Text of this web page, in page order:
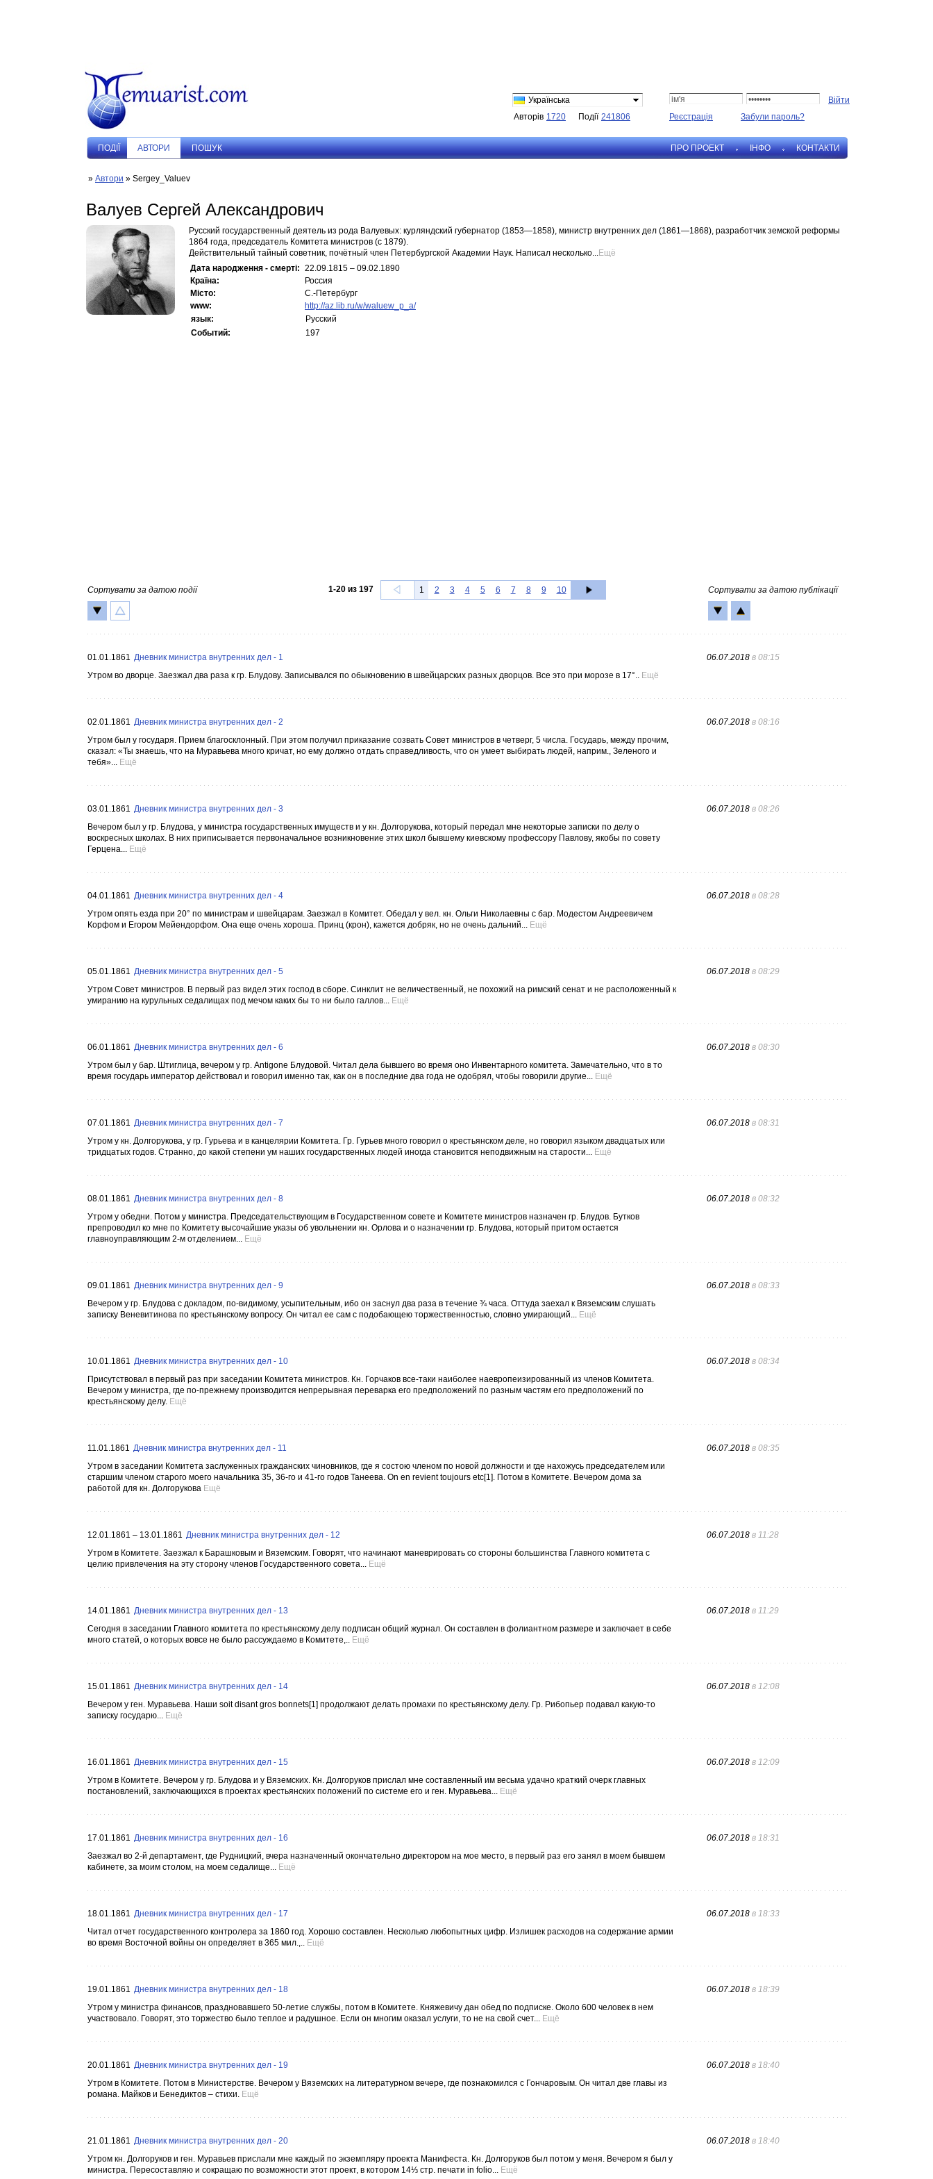
Українська
Авторів 1720 Події 241806 Реєстрація Забули пароль?
ПОДIЇ АВТОРИ ПОШУК ПРО ПРОЕКТ IНФО КОНТАКТИ
» Автори » Sergey_Valuev
Валуев Сергей Александрович
Русский государственный деятель из рода Валуевых: курляндский губернатор (1853—1858), министр внутренних дел (1861—1868), разработчик земской реформы
1864 года, председатель Комитета министров (с 1879).
Действительный тайный советник, почётный член Петербургской Академии Наук. Написал несколько...Ещё
Дата народження - смерті: 22.09.1815 – 09.02.1890
Країна:
Россия
Місто:
С.-Петербург
www:
http://az.lib.ru/w/waluew_p_a/
язык:
Русский
Событий:
197
Сортувати за датою події 1-20из 197 1 2 3 4 5 6 7 8 9 10 Сортувати за датою публікації
01.01.1861 Дневник министра внутренних дел - 1
Утром во дворце. Заезжал два раза к гр. Блудову. Записывался по обыкновению в швейцарских разных дворцов. Все это при морозе в 17°.. Ещё
06.07.2018 в 08:15
02.01.1861 Дневник министра внутренних дел - 2
Утром был у государя. Прием благосклонный. При этом получил приказание созвать Совет министров в четверг, 5 числа. Государь, между прочим,
сказал: «Ты знаешь, что на Муравьева много кричат, но ему должно отдать справедливость, что он умеет выбирать людей, наприм., Зеленого и
тебя»... Ещё
06.07.2018 в 08:16
03.01.1861 Дневник министра внутренних дел - 3
Вечером был у гр. Блудова, у министра государственных имуществ и у кн. Долгорукова, который передал мне некоторые записки по делу о
воскресных школах. В них приписывается первоначальное возникновение этих школ бывшему киевскому профессору Павлову, якобы по совету
Герцена... Ещё
06.07.2018 в 08:26
04.01.1861 Дневник министра внутренних дел - 4
Утром опять езда при 20° по министрам и швейцарам. Заезжал в Комитет. Обедал у вел. кн. Ольги Николаевны с бар. Модестом Андреевичем
Корфом и Егором Мейендорфом. Она еще очень хороша. Принц (крон), кажется добряк, но не очень дальний... Ещё
06.07.2018 в 08:28
05.01.1861 Дневник министра внутренних дел - 5
Утром Совет министров. В первый раз видел этих господ в сборе. Синклит не величественный, не похожий на римский сенат и не расположенный к
умиранию на курульных седалищах под мечом каких бы то ни было галлов... Ещё
06.07.2018 в 08:29
06.01.1861 Дневник министра внутренних дел - 6
Утром был у бар. Штиглица, вечером у гр. Antigone Блудовой. Читал дела бывшего во время оно Инвентарного комитета. Замечательно, что в то
время государь император действовал и говорил именно так, как он в последние два года не одобрял, чтобы говорили другие... Ещё
06.07.2018 в 08:30
07.01.1861 Дневник министра внутренних дел - 7
Утром у кн. Долгорукова, у гр. Гурьева и в канцелярии Комитета. Гр. Гурьев много говорил о крестьянском деле, но говорил языком двадцатых или
тридцатых годов. Странно, до какой степени ум наших государственных людей иногда становится неподвижным на старости... Ещё
06.07.2018 в 08:31
08.01.1861 Дневник министра внутренних дел - 8
Утром у обедни. Потом у министра. Председательствующим в Государственном совете и Комитете министров назначен гр. Блудов. Бутков
препроводил ко мне по Комитету высочайшие указы об увольнении кн. Орлова и о назначении гр. Блудова, который притом остается
главноуправляющим 2-м отделением... Ещё
06.07.2018 в 08:32
09.01.1861 Дневник министра внутренних дел - 9
Вечером у гр. Блудова с докладом, по-видимому, усыпительным, ибо он заснул два раза в течение ¾ часа. Оттуда заехал к Вяземским слушать
записку Веневитинова по крестьянскому вопросу. Он читал ее сам с подобающею торжественностью, словно умирающий... Ещё
06.07.2018 в 08:33
10.01.1861 Дневник министра внутренних дел - 10
Присутствовал в первый раз при заседании Комитета министров. Кн. Горчаков все-таки наиболее наевропеизированный из членов Комитета.
Вечером у министра, где по-прежнему производится непрерывная переварка его предположений по разным частям его предположений по
крестьянскому делу. Ещё
06.07.2018 в 08:34
11.01.1861 Дневник министра внутренних дел - 11
Утром в заседании Комитета заслуженных гражданских чиновников, где я состою членом по новой должности и где нахожусь председателем или
старшим членом старого моего начальника 35, 36-го и 41-го годов Танеева. On en revient toujours etc[1]. Потом в Комитете. Вечером дома за
работой для кн. Долгорукова Ещё
06.07.2018 в 08:35
12.01.1861 – 13.01.1861 Дневник министра внутренних дел - 12
Утром в Комитете. Заезжал к Барашковым и Вяземским. Говорят, что начинают маневрировать со стороны большинства Главного комитета с
целию привлечения на эту сторону членов Государственного совета... Ещё
06.07.2018 в 11:28
14.01.1861 Дневник министра внутренних дел - 13
Сегодня в заседании Главного комитета по крестьянскому делу подписан общий журнал. Он составлен в фолиантном размере и заключает в себе
много статей, о которых вовсе не было рассуждаемо в Комитете,.. Ещё
06.07.2018 в 11:29
15.01.1861 Дневник министра внутренних дел - 14
Вечером у ген. Муравьева. Наши soit disant gros bonnets[1] продолжают делать промахи по крестьянскому делу. Гр. Рибопьер подавал какую-то
записку государю... Ещё
06.07.2018 в 12:08
16.01.1861 Дневник министра внутренних дел - 15
Утром в Комитете. Вечером у гр. Блудова и у Вяземских. Кн. Долгоруков прислал мне составленный им весьма удачно краткий очерк главных
постановлений, заключающихся в проектах крестьянских положений по системе его и ген. Муравьева... Ещё
06.07.2018 в 12:09
17.01.1861 Дневник министра внутренних дел - 16
Заезжал во 2-й департамент, где Рудницкий, вчера назначенный окончательно директором на мое место, в первый раз его занял в моем бывшем
кабинете, за моим столом, на моем седалище... Ещё
06.07.2018 в 18:31
18.01.1861 Дневник министра внутренних дел - 17
Читал отчет государственного контролера за 1860 год. Хорошо составлен. Несколько любопытных цифр. Излишек расходов на содержание армии
во время Восточной войны он определяет в 365 мил.,.. Ещё
06.07.2018 в 18:33
19.01.1861 Дневник министра внутренних дел - 18
Утром у министра финансов, праздновавшего 50-летие службы, потом в Комитете. Княжевичу дан обед по подписке. Около 600 человек в нем
участвовало. Говорят, это торжество было теплое и радушное. Если он многим оказал услуги, то не на свой счет... Ещё
06.07.2018 в 18:39
20.01.1861 Дневник министра внутренних дел - 19
Утром в Комитете. Потом в Министерстве. Вечером у Вяземских на литературном вечере, где познакомился с Гончаровым. Он читал две главы из
романа. Майков и Бенедиктов – стихи. Ещё
06.07.2018 в 18:40
21.01.1861 Дневник министра внутренних дел - 20
Утром кн. Долгоруков и ген. Муравьев прислали мне каждый по экземпляру проекта Манифеста. Кн. Долгоруков был потом у меня. Вечером я был у
министра. Пересоставляю и сокращаю по возможности этот проект, в котором 14⅓ стр. печати in folio... Ещё
06.07.2018 в 18:40